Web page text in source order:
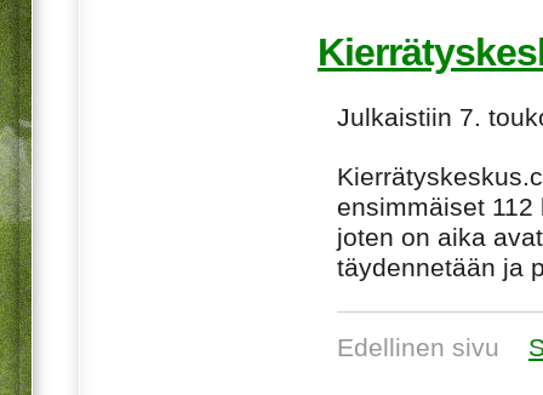
Julkaistiin 7.
ensimmäiset
joten on aika
täydennetään ja
Edellinen sivu